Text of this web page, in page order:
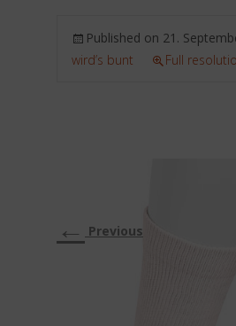
Published on 21.
wird’s bunt
Full
← Previous